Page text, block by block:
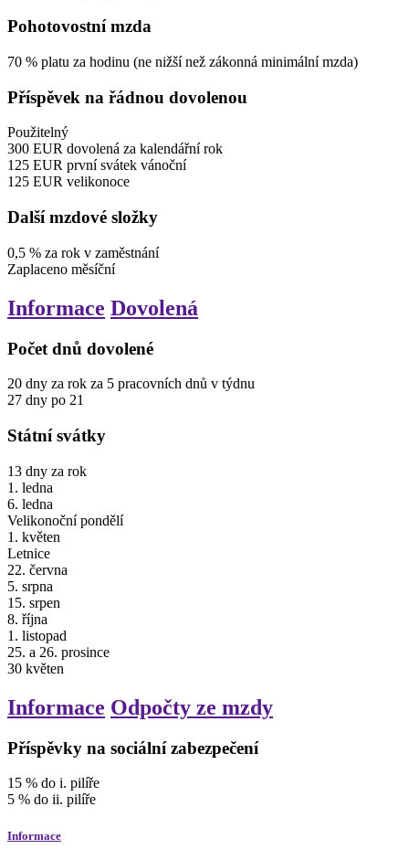
Pohotovostní mzda
70 % platu za hodinu (ne nižší než zákonná minimální mzda)
Příspěvek na řádnou dovolenou
Použitelný
300 EUR dovolená za kalendářní rok
125 EUR první svátek vánoční
125 EUR velikonoce
Další mzdové složky
0,5 % za rok v zaměstnání
Zaplaceno měsíční
Informace Dovolená
Počet dnů dovolené
20 dny za rok za 5 pracovních dnů v týdnu
27 dny po 21
Státní svátky
13 dny za rok
1. ledna
6. ledna
Velikonoční pondělí
1. květen
Letnice
22. června
5. srpna
15. srpen
8. října
1. listopad
25. a 26. prosince
30 květen
Informace Odpočty ze mzdy
Příspěvky na sociální zabezpečení
15 % do i. pilíře
5 % do ii. pilíře
Informace